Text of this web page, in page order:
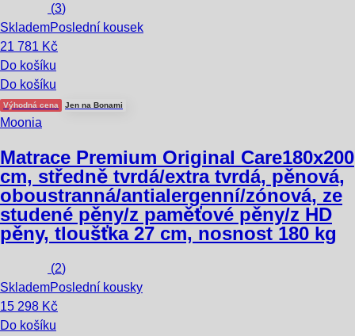
(3)
SklademPoslední kousek
21 781 Kč
Do košíku
Do košíku
Výhodná cena Jen na Bonami
Moonia
Matrace Premium Original Care180x200
cm, středně tvrdá/extra tvrdá, pěnová,
oboustranná/antialergenní/zónová, ze
studené pěny/z paměťové pěny/z HD
pěny, tloušťka 27 cm, nosnost 180 kg
(2)
SklademPoslední kousky
15 298 Kč
Do košíku